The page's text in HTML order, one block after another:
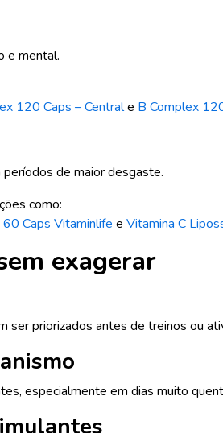
e mental.
120 Caps – Centrale B Complex
de maior desgaste.
como:
Caps Vitaminlife e Vitamina C
exagerar
priorizados antes de treinos ou
especialmente em dias muito